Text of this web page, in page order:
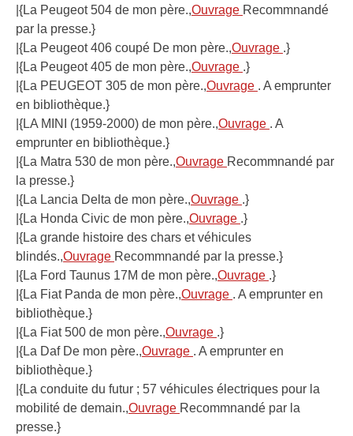
|{La Peugeot 504 de mon père.,Ouvrage Recommnandé
par la presse.}
|{La Peugeot 406 coupé De mon père.,Ouvrage .}
|{La Peugeot 405 de mon père.,Ouvrage .}
|{La PEUGEOT 305 de mon père.,Ouvrage . A emprunter
en bibliothèque.}
|{LA MINI (1959-2000) de mon père.,Ouvrage . A
emprunter en bibliothèque.}
|{La Matra 530 de mon père.,Ouvrage Recommnandé par
la presse.}
|{La Lancia Delta de mon père.,Ouvrage .}
|{La Honda Civic de mon père.,Ouvrage .}
|{La grande histoire des chars et véhicules
blindés.,Ouvrage Recommnandé par la presse.}
|{La Ford Taunus 17M de mon père.,Ouvrage .}
|{La Fiat Panda de mon père.,Ouvrage . A emprunter en
bibliothèque.}
|{La Fiat 500 de mon père.,Ouvrage .}
|{La Daf De mon père.,Ouvrage . A emprunter en
bibliothèque.}
|{La conduite du futur ; 57 véhicules électriques pour la
mobilité de demain.,Ouvrage Recommnandé par la
presse.}